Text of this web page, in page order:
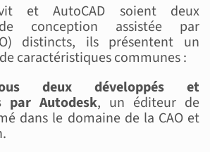
et AutoCAD soient deux
conception assistée par
distincts, ils présentent un
caractéristiques communes :
deux développés et
par Autodesk, un éditeur de
dans le domaine de la CAO et